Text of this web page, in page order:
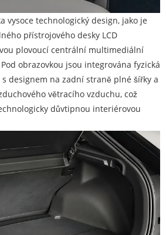
vysoce technologický design, jako je
přístrojového desky LCD
plovoucí centrální multimediální
obrazovkou jsou integrována fyzická
designem na zadní straně plné šířky a
větracího vzduchu, což
důvtipnou interiérovou